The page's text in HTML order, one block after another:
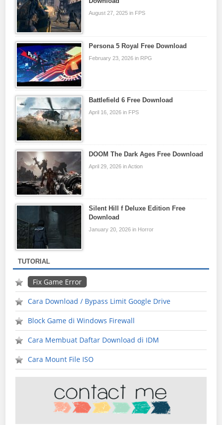
August 27, 2025 in FPS
Persona 5 Royal Free Download
February 23, 2026 in RPG
Battlefield 6 Free Download
April 16, 2026 in FPS
DOOM The Dark Ages Free Download
April 29, 2026 in Action
Silent Hill f Deluxe Edition Free
Download
January 20, 2026 in Horror
TUTORIAL
Fix Game Error
Cara Download / Bypass Limit Google Drive
Block Game di Windows Firewall
Cara Membuat Daftar Download di IDM
Cara Mount File ISO